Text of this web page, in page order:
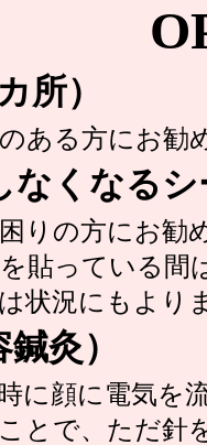
所）
ある方にお勧
なくなる
りの方にお勧
貼っている間
況にもよりま
灸）
に顔に電気を
とで、ただ針